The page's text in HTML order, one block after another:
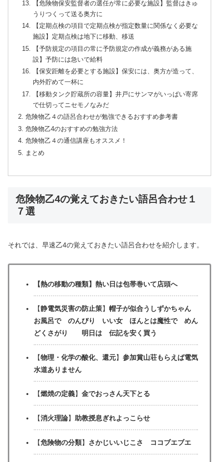
【危険物保安監督者の選任が常に必要な施設】監督はきゅ
うりつくって送る奥方に
【定期点検の項目で定期点検が指定数量に関係なく必要な
施設】定期点検は地下に移動、移送
【予防規定の項目の常に予防規定の作成が義務がある施
設】予防には急いで給料
【保安距離を必要とする施設】保安には、奥方が造って、
内外貯めて一杯に
【移動タンク貯蔵所の容量】井戸にサンマがいっぱい寄席
で仕切ってニセモノなみだ
危険物乙４の語呂合わせが勉強できるおすすめ参考書
危険物乙4のおすすめの勉強方法
危険物乙４の通信講座もオススメ！
まとめ
危険物乙4の覚えておきたい語呂合わせ１
７選
それでは、早速乙4の覚えておきたい語呂合わせを紹介します。
【熱の移動の種類】熱い日は包帯巻いて店頭へ
【静電気災害の防止策】 帽子が似合うしずかちゃん
お風呂で のんびり いい女 ほんとは魔性で めん
どくさがり 明日は 伝記を安く買う
【物理・化学の酸化、還元】 参加賞山荘もらえば電気
水道ありません
【燃焼の定義】 金でおっさん天下とる
【消火理論】 助教授息ぎれよっこらせ
【危険物の分類】 さかじいいじこさ ココブエブエ